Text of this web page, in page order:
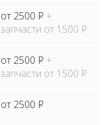
от 2500 P +
запчасти от 1500 P
от 2500 P +
запчасти от 1500 P
от 2500 P